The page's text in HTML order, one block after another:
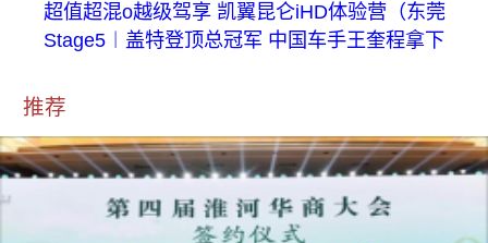
超值超混o越级驾享 凯翼昆仑iHD体验营（东莞
Stage5︱盖特登顶总冠军 中国车手王奎程拿下
推荐